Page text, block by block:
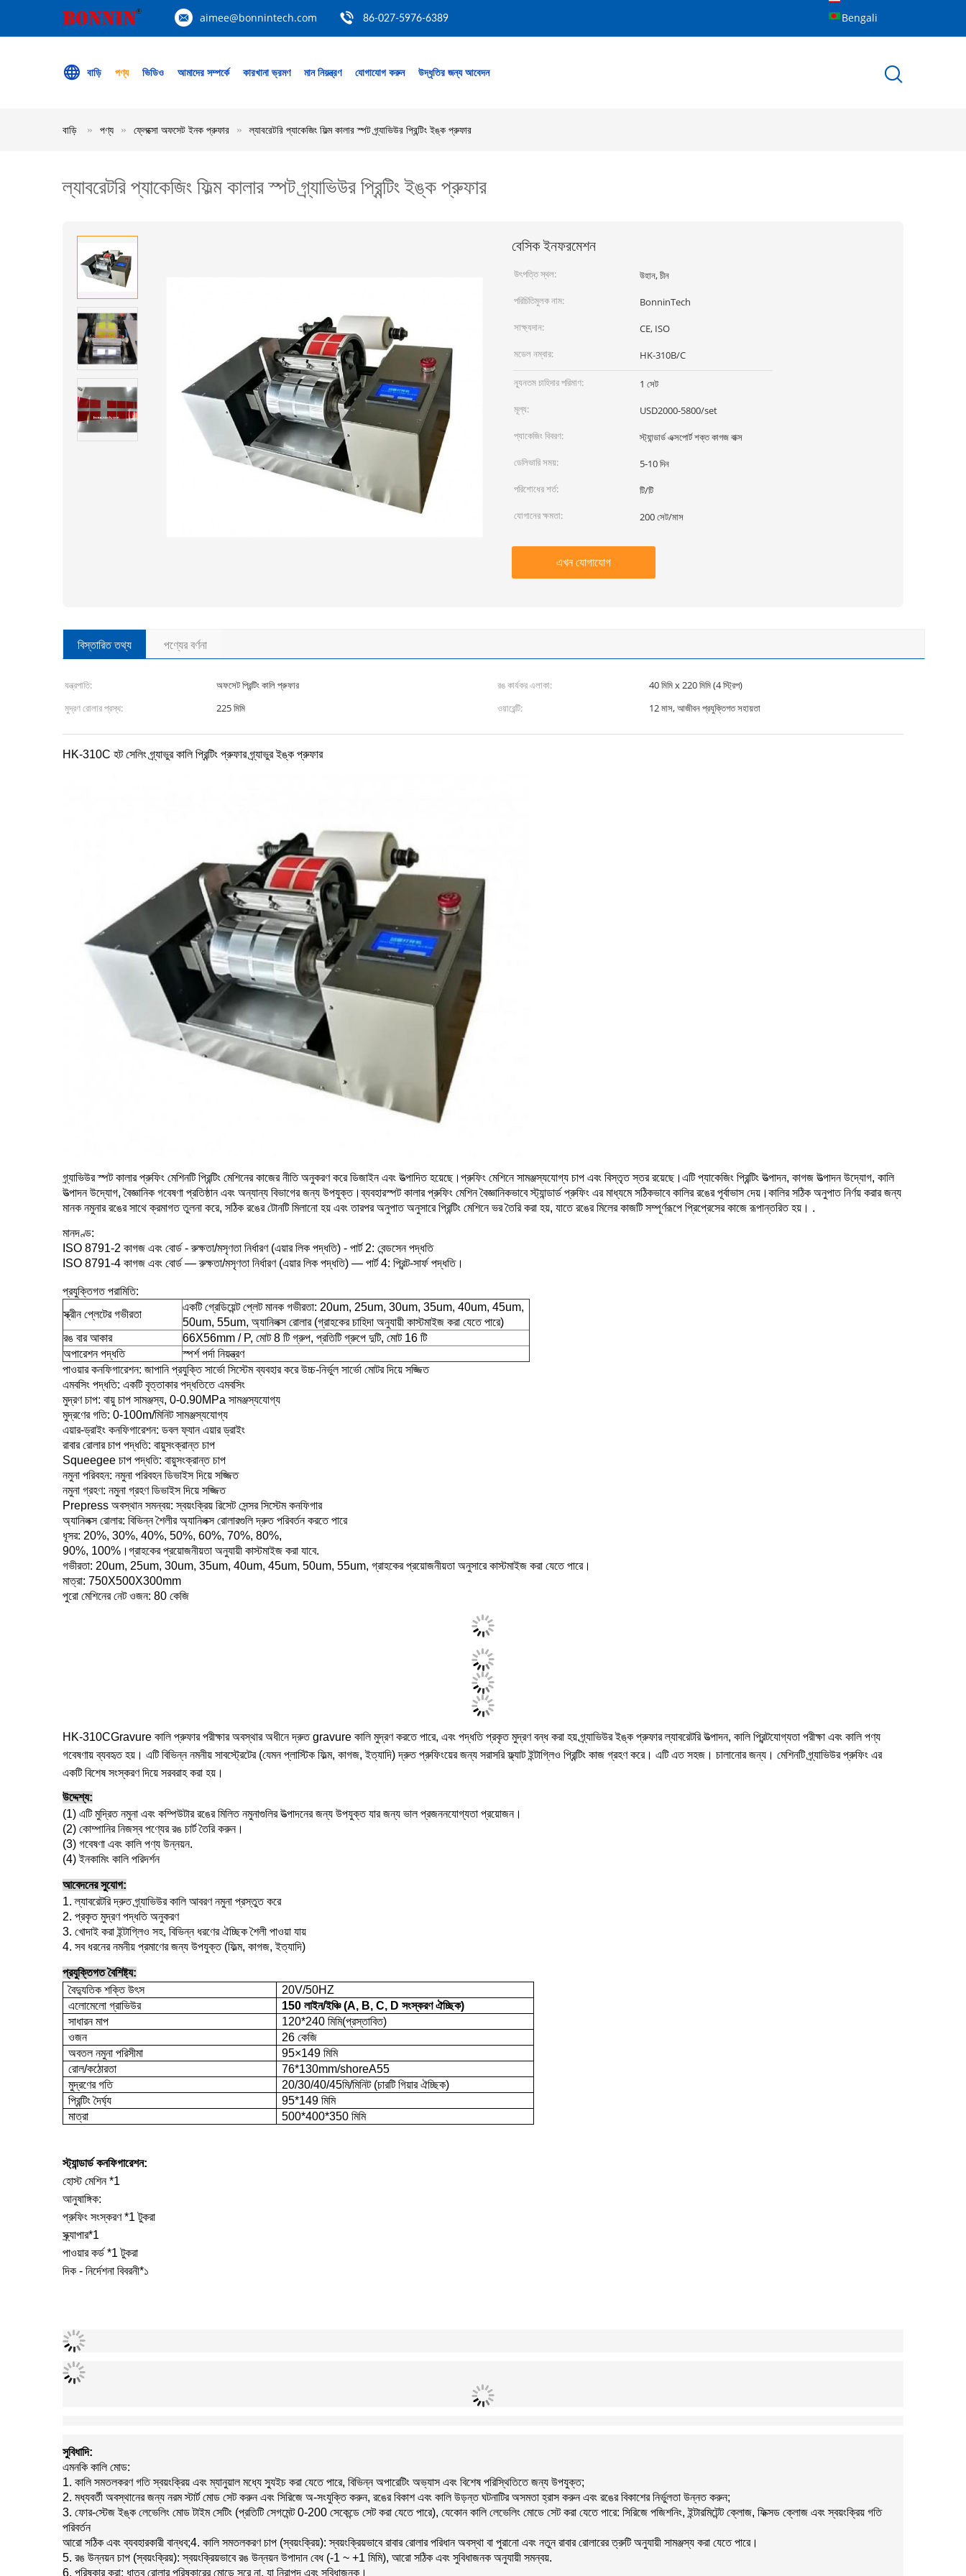
aimee@bonnintech.com 86-027-5976-6389 Bengali
বাড়ি পণ্য ভিডিও আমাদের সম্পর্কে কারখানা ভ্রমণ মান নিয়ন্ত্রণ যোগাযোগ করুন উদ্ধৃতির জন্য আবেদন
বাড়ি পণ্য ফ্লেক্সো অফসেট ইনক প্রুফার ল্যাবরেটরি প্যাকেজিং ফিল্ম কালার স্পট গ্র্যাভিউর প্রিন্টিং ইঙ্ক প্রুফার
ল্যাবরেটরি প্যাকেজিং ফিল্ম কালার স্পট গ্র্যাভিউর প্রিন্টিং ইঙ্ক প্রুফার
বেসিক ইনফরমেশন
উৎপত্তি স্থল:
উহান, চীন
পরিচিতিমুলক নাম:
BonninTech
সাক্ষ্যদান:
CE, ISO
মডেল নম্বার:
HK-310B/C
ন্যূনতম চাহিদার পরিমাণ:
1 সেট
মূল্য:
USD2000-5800/set
প্যাকেজিং বিবরণ:
স্ট্যান্ডার্ড এক্সপোর্ট শক্ত কাগজ বাক্স
ডেলিভারি সময়:
5-10 দিন
পরিশোধের শর্ত:
টি/টি
যোগানের ক্ষমতা:
200 সেট/মাস
এখন যোগাযোগ
বিস্তারিত তথ্য পণ্যের বর্ণনা
যন্ত্রপাতি: অফসেট প্রিন্টিং কালি প্রুফার রঙ কার্যকর এলাকা:
40 মিমি x 220 মিমি (4 স্ট্রিপ)
মুদ্রণ রোলার প্রস্থ:
225 মিমি ওয়ারেন্টি: 12 মাস, আজীবন প্রযুক্তিগত সহায়তা
HK-310C হট সেলিং গ্র্যাভুর কালি প্রিন্টিং প্রুফার গ্র্যাভুর ইঙ্ক প্রুফার
গ্র্যাভিউর স্পট কালার প্রুফিং মেশিনটি প্রিন্টিং মেশিনের কাজের নীতি অনুকরণ করে ডিজাইন এবং উত্পাদিত হয়েছে।প্রুফিং মেশিনে সামঞ্জস্যযোগ্য চাপ এবং বিস্তৃত স্তর রয়েছে।এটি প্যাকেজিং প্রিন্টিং উত্পাদন, কাগজ উত্পাদন উদ্যোগ, কালি
উত্পাদন উদ্যোগ, বৈজ্ঞানিক গবেষণা প্রতিষ্ঠান এবং অন্যান্য বিভাগের জন্য উপযুক্ত।ব্যবহারস্পট কালার প্রুফিং মেশিন বৈজ্ঞানিকভাবে স্ট্যান্ডার্ড প্রুফিং এর মাধ্যমে সঠিকভাবে কালির রঙের পূর্বাভাস দেয়।কালির সঠিক অনুপাত নির্ণয় করার জন্য
মানক নমুনার রঙের সাথে ক্রমাগত তুলনা করে, সঠিক রঙের টোনটি মিলানো হয় এবং তারপর অনুপাত অনুসারে প্রিন্টিং মেশিনে ভর তৈরি করা হয়, যাতে রঙের মিলের কাজটি সম্পূর্ণরূপে প্রিপ্রেসের কাজে রূপান্তরিত হয়। .
মানদণ্ড:
ISO 8791-2 কাগজ এবং বোর্ড - রুক্ষতা/মসৃণতা নির্ধারণ (এয়ার লিক পদ্ধতি) - পার্ট 2: বেন্ডসেন পদ্ধতি
ISO 8791-4 কাগজ এবং বোর্ড — রুক্ষতা/মসৃণতা নির্ধারণ (এয়ার লিক পদ্ধতি) — পার্ট 4: প্রিন্ট-সার্ফ পদ্ধতি।
প্রযুক্তিগত পরামিতি:
স্ক্রীন প্লেটের গভীরতা
একটি গ্রেডিয়েন্ট প্লেট মানক গভীরতা: 20um, 25um, 30um, 35um, 40um, 45um,
50um, 55um, অ্যানিলক্স রোলার (গ্রাহকের চাহিদা অনুযায়ী কাস্টমাইজ করা যেতে পারে)
রঙ বার আকার
66X56mm / P, মোট 8 টি গ্রুপ, প্রতিটি গ্রুপে দুটি, মোট 16 টি
অপারেশন পদ্ধতি
স্পর্শ পর্দা নিয়ন্ত্রণ
পাওয়ার কনফিগারেশন: জাপানি প্রযুক্তি সার্ভো সিস্টেম ব্যবহার করে উচ্চ-নির্ভুল সার্ভো মোটর দিয়ে সজ্জিত
এমবসিং পদ্ধতি: একটি বৃত্তাকার পদ্ধতিতে এমবসিং
মুদ্রণ চাপ: বায়ু চাপ সামঞ্জস্য, 0-0.90MPa সামঞ্জস্যযোগ্য
মুদ্রণের গতি: 0-100m/মিনিট সামঞ্জস্যযোগ্য
এয়ার-ড্রাইং কনফিগারেশন: ডবল ফ্যান এয়ার ড্রাইং
রাবার রোলার চাপ পদ্ধতি: বায়ুসংক্রান্ত চাপ
Squeegee চাপ পদ্ধতি: বায়ুসংক্রান্ত চাপ
নমুনা পরিবহন: নমুনা পরিবহন ডিভাইস দিয়ে সজ্জিত
নমুনা গ্রহণ: নমুনা গ্রহণ ডিভাইস দিয়ে সজ্জিত
Prepress অবস্থান সমন্বয়: স্বয়ংক্রিয় রিসেট সেন্সর সিস্টেম কনফিগার
অ্যানিলক্স রোলার: বিভিন্ন শৈলীর অ্যানিলক্স রোলারগুলি দ্রুত পরিবর্তন করতে পারে
ধূসর: 20%, 30%, 40%, 50%, 60%, 70%, 80%,
90%, 100%।গ্রাহকের প্রয়োজনীয়তা অনুযায়ী কাস্টমাইজ করা যাবে.
গভীরতা: 20um, 25um, 30um, 35um, 40um, 45um, 50um, 55um, গ্রাহকের প্রয়োজনীয়তা অনুসারে কাস্টমাইজ করা যেতে পারে।
মাত্রা: 750X500X300mm
পুরো মেশিনের নেট ওজন: 80 কেজি
HK-310CGravure কালি প্রুফার পরীক্ষার অবস্থার অধীনে দ্রুত gravure কালি মুদ্রণ করতে পারে, এবং পদ্ধতি প্রকৃত মুদ্রণ বন্ধ করা হয়.গ্র্যাভিউর ইঙ্ক প্রুফার ল্যাবরেটরি উত্পাদন, কালি প্রিন্টযোগ্যতা পরীক্ষা এবং কালি পণ্য
গবেষণায় ব্যবহৃত হয়। এটি বিভিন্ন নমনীয় সাবস্ট্রেটের (যেমন প্লাস্টিক ফিল্ম, কাগজ, ইত্যাদি) দ্রুত প্রুফিংয়ের জন্য সরাসরি ফ্ল্যাট ইন্টাগ্লিও প্রিন্টিং কাজ গ্রহণ করে। এটি এত সহজ। চালানোর জন্য। মেশিনটি গ্র্যাভিউর প্রুফিং এর
একটি বিশেষ সংস্করণ দিয়ে সরবরাহ করা হয়।
উদ্দেশ্য:
(1) এটি মুদ্রিত নমুনা এবং কম্পিউটার রঙের মিলিত নমুনাগুলির উত্পাদনের জন্য উপযুক্ত যার জন্য ভাল প্রজননযোগ্যতা প্রয়োজন।
(2) কোম্পানির নিজস্ব পণ্যের রঙ চার্ট তৈরি করুন।
(3) গবেষণা এবং কালি পণ্য উন্নয়ন.
(4) ইনকামিং কালি পরিদর্শন
আবেদনের সুযোগ:
1. ল্যাবরেটরি দ্রুত গ্র্যাভিউর কালি আবরণ নমুনা প্রস্তুত করে
2. প্রকৃত মুদ্রণ পদ্ধতি অনুকরণ
3. খোদাই করা ইন্টাগ্লিও সহ, বিভিন্ন ধরণের ঐচ্ছিক শৈলী পাওয়া যায়
4. সব ধরনের নমনীয় প্রমাণের জন্য উপযুক্ত (ফিল্ম, কাগজ, ইত্যাদি)
প্রযুক্তিগত বৈশিষ্ট্য:
বৈদ্যুতিক শক্তি উৎস
20V/50HZ
এলোমেলো গ্রাভিউর
150 লাইন/ইঞ্চি (A, B, C, D সংস্করণ ঐচ্ছিক)
সাধারন মাপ
120*240 মিমি(প্রস্তাবিত)
ওজন
26 কেজি
অবতল নমুনা পরিসীমা
95×149 মিমি
রোল/কঠোরতা
76*130mm/shoreA55
মুদ্রণের গতি
20/30/40/45মি/মিনিট (চারটি গিয়ার ঐচ্ছিক)
প্রিন্টিং দৈর্ঘ্য
95*149 মিমি
মাত্রা
500*400*350 মিমি
স্ট্যান্ডার্ড কনফিগারেশন:
হোস্ট মেশিন *1
আনুষাঙ্গিক:
প্রুফিং সংস্করণ *1 টুকরা
স্ক্র্যাপার*1
পাওয়ার কর্ড *1 টুকরা
দিক - নির্দেশনা বিবরনী*১
সুবিধাদি:
এমনকি কালি মোড:
1. কালি সমতলকরণ গতি স্বয়ংক্রিয় এবং ম্যানুয়াল মধ্যে স্যুইচ করা যেতে পারে, বিভিন্ন অপারেটিং অভ্যাস এবং বিশেষ পরিস্থিতিতে জন্য উপযুক্ত;
2. মধ্যবর্তী অবস্থানের জন্য নরম স্টার্ট মোড সেট করুন এবং সিরিজে অ-সংযুক্তি করুন, রঙের বিকাশ এবং কালি উড়ন্ত ঘটনাটির অসমতা হ্রাস করুন এবং রঙের বিকাশের নির্ভুলতা উন্নত করুন;
3. ফোর-স্টেজ ইঙ্ক লেভেলিং মোড টাইম সেটিং (প্রতিটি সেগমেন্ট 0-200 সেকেন্ডে সেট করা যেতে পারে), যেকোন কালি লেভেলিং মোডে সেট করা যেতে পারে: সিরিজে পজিশনিং, ইন্টারমিটেন্ট ক্লোজ, ফিক্সড ক্লোজ এবং স্বয়ংক্রিয় গতি
পরিবর্তন
আরো সঠিক এবং ব্যবহারকারী বান্ধব;4. কালি সমতলকরণ চাপ (স্বয়ংক্রিয়): স্বয়ংক্রিয়ভাবে রাবার রোলার পরিধান অবস্থা বা পুরানো এবং নতুন রাবার রোলারের ত্রুটি অনুযায়ী সামঞ্জস্য করা যেতে পারে।
5. রঙ উন্নয়ন চাপ (স্বয়ংক্রিয়): স্বয়ংক্রিয়ভাবে রঙ উন্নয়ন উপাদান বেধ (-1 ~ +1 মিমি), আরো সঠিক এবং সুবিধাজনক অনুযায়ী সমন্বয়.
6. পরিষ্কার করা: ধাতব রোলার পরিষ্কারের মোডে সরে না, যা নিরাপদ এবং সুবিধাজনক।